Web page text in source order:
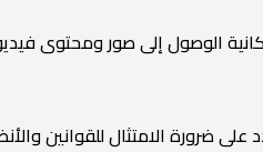
الوصول إلى صور ومحتوى
ضرورة الامتثال للقوانين